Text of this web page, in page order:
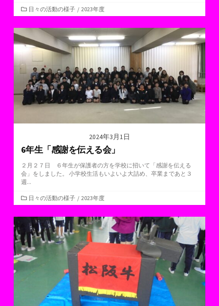
カ
テ
ゴ
リ
ー
日々の活動の様子 / 2023年度
2024年3月1日
6年生「感謝を伝える会」
２月２７日 ６年生が保護者の方を学校に招いて「感謝を伝える
会」をしました。 小学校生活もいよいよ大詰め、卒業まであと３
週...
カ
テ
ゴ
リ
ー
日々の活動の様子 / 2023年度